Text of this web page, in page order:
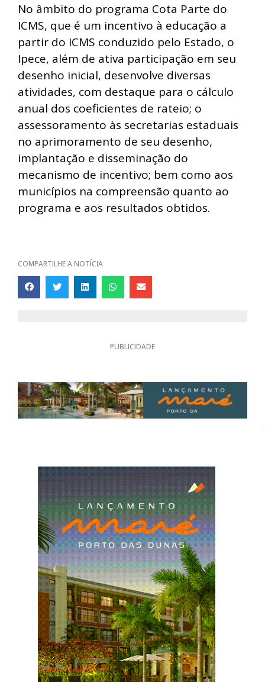
No âmbito do programa Cota Parte do
ICMS, que é um incentivo à educação a
partir do ICMS conduzido pelo Estado, o
Ipece, além de ativa participação em seu
desenho inicial, desenvolve diversas
atividades, com destaque para o cálculo
anual dos coeficientes de rateio; o
assessoramento às secretarias estaduais
no aprimoramento de seu desenho,
implantação e disseminação do
mecanismo de incentivo; bem como aos
municípios na compreensão quanto ao
programa e aos resultados obtidos.
COMPARTILHE A NOTÍCIA
PUBLICIDADE